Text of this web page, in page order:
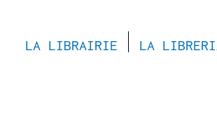
LA LIBRAIRIE LA